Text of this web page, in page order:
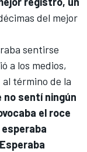
del mejor
sentirse
a los medios,
al término de la
no sentí ningún
el roce